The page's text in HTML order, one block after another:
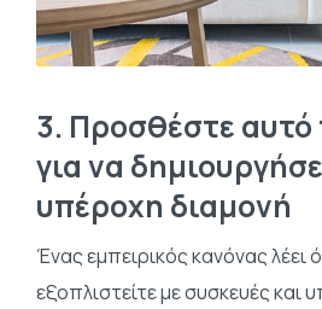
3. Προσθέστε αυτό
για να
υπέροχη διαμονή
Ένας εμπειρικός κανόνας λέει
εξοπλιστείτε με συσκευές και